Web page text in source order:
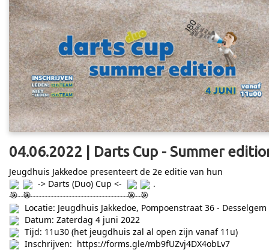
04.06.2022 | Darts Cup - Summer
Jeugdhuis Jakkedoe presenteert de 2e editie van hun
-> Darts (Duo) Cup <-
.
---------------------------------------------
Locatie: Jeugdhuis Jakkedoe, Pompoenstraat 36 - Desselgem
Datum: Zaterdag 4 juni 2022
Tijd: 11u30 (het jeugdhuis zal al open zijn vanaf 11u)
Inschrijven: https://forms.gle/mb9fUZvj4DX4obLv7